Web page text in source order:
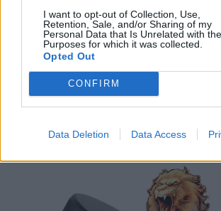
I want to opt-out of Collection, Use,
Retention, Sale, and/or Sharing of my
Personal Data that Is Unrelated with the
Purposes for which it was collected.
Opted Out
CONFIRM
Data Deletion Data Access
50 jäähyminuuttia
Kanada – USA klo 15:10
ottelun ilmaiseksi TV:stä